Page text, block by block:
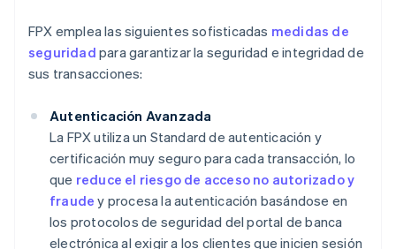
FPX emplea las siguientes sofisticadas medidas de
seguridad para garantizar la seguridad e integridad de
sus transacciones:
Autenticación Avanzada
La FPX utiliza un Standard de autenticación y
certificación muy seguro para cada transacción, lo
que reduce el riesgo de acceso no autorizado y
fraude y procesa la autenticación basándose en
los protocolos de seguridad del portal de banca
electrónica al exigir a los clientes que inicien sesión